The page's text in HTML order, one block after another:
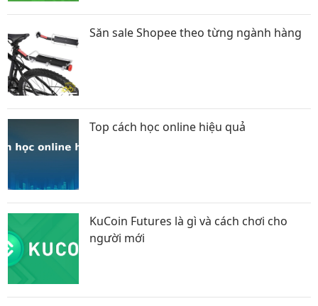
Săn sale Shopee theo từng ngành hàng
Top cách học online hiệu quả
KuCoin Futures là gì và cách chơi cho
người mới